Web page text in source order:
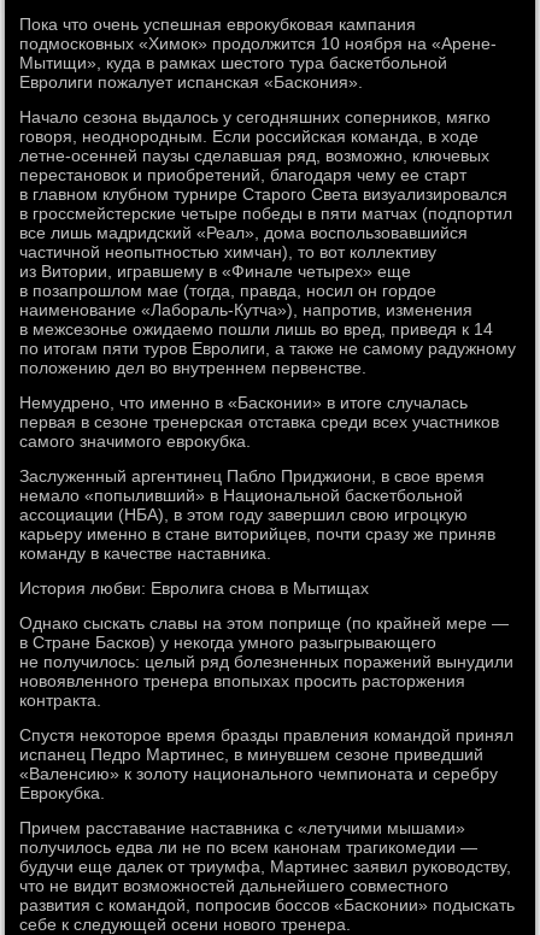
Пока что очень успешная еврокубковая кампания
подмосковных «Химок» продолжится 10 ноября на «Арене-
Мытищи», куда в рамках шестого тура баскетбольной
Евролиги пожалует испанская «Баскония».
Начало сезона выдалось у сегодняшних соперников, мягко
говоря, неоднородным. Если российская команда, в ходе
летне-осенней паузы сделавшая ряд, возможно, ключевых
перестановок и приобретений, благодаря чему ее старт
в главном клубном турнире Старого Света визуализировался
в гроссмейстерские четыре победы в пяти матчах (подпортил
все лишь мадридский «Реал», дома воспользовавшийся
частичной неопытностью химчан), то вот коллективу
из Витории, игравшему в «Финале четырех» еще
в позапрошлом мае (тогда, правда, носил он гордое
наименование «Лабораль-Кутча»), напротив, изменения
в межсезонье ожидаемо пошли лишь во вред, приведя к 14
по итогам пяти туров Евролиги, а также не самому радужному
положению дел во внутреннем первенстве.
Немудрено, что именно в «Басконии» в итоге случалась
первая в сезоне тренерская отставка среди всех участников
самого значимого еврокубка.
Заслуженный аргентинец Пабло Приджиони, в свое время
немало «попыливший» в Национальной баскетбольной
ассоциации (НБА), в этом году завершил свою игроцкую
карьеру именно в стане виторийцев, почти сразу же приняв
команду в качестве наставника.
История любви: Евролига снова в Мытищах
Однако сыскать славы на этом поприще (по крайней мере —
в Стране Басков) у некогда умного разыгрывающего
не получилось: целый ряд болезненных поражений вынудили
новоявленного тренера впопыхах просить расторжения
контракта.
Спустя некоторое время бразды правления командой принял
испанец Педро Мартинес, в минувшем сезоне приведший
«Валенсию» к золоту национального чемпионата и серебру
Еврокубка.
Причем расставание наставника с «летучими мышами»
получилось едва ли не по всем канонам трагикомедии —
будучи еще далек от триумфа, Мартинес заявил руководству,
что не видит возможностей дальнейшего совместного
развития с командой, попросив боссов «Басконии» подыскать
себе к следующей осени нового тренера.